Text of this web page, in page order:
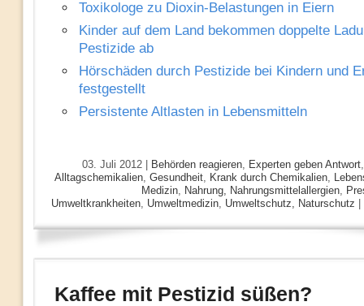
Toxikologe zu Dioxin-Belastungen in Eiern
Kinder auf dem Land bekommen doppelte
Pestizide ab
Hörschäden durch Pestizide bei Kindern und
festgestellt
Persistente Altlasten in Lebensmitteln
03. Juli 2012 | Behörden reagieren, Experten geben Antwort
Alltagschemikalien, Gesundheit, Krank durch Chemikalien,
Medizin, Nahrung, Nahrungsmittelallergien,
Umweltkrankheiten, Umweltmedizin, Umweltschutz, Naturschutz
Kaffee mit Pestizid süßen?